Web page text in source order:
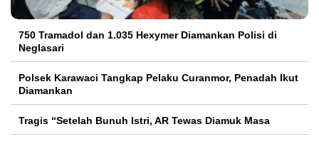
750 Tramadol dan 1.035 Hexymer Diamankan Polisi di
Neglasari
Polsek Karawaci Tangkap Pelaku Curanmor, Penadah Ikut
Diamankan
Tragis “Setelah Bunuh Istri, AR Tewas Diamuk Masa